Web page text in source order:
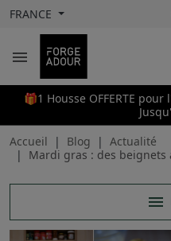
FRANCE

🎁1 Housse OFFERTE
Accueil
Blog
Actualité
Mardi gras : des beignets
menu